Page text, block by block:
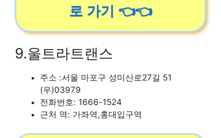
로 가기 👈👈
9.울트라트랜스
주소 :서울 마포구 성미산로27길 51
(우)03979
전화번호: 1666-1524
근처 역: 가좌역,홍대입구역